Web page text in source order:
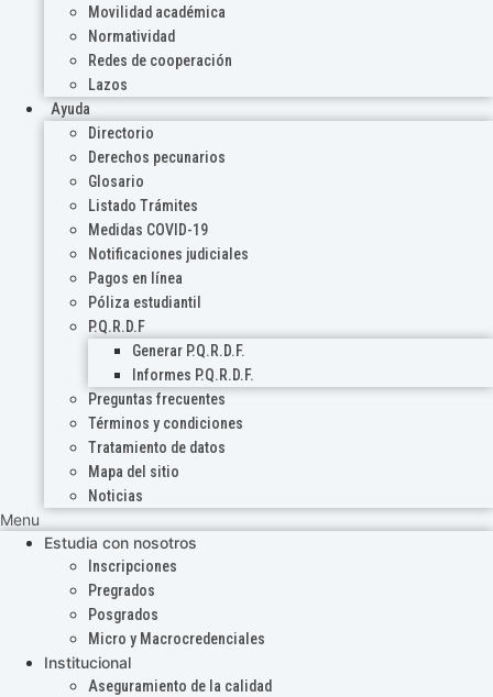
Movilidad académica
Normatividad
Redes de cooperación
Lazos
Ayuda
Directorio
Derechos pecunarios
Glosario
Listado Trámites
Medidas COVID-19
Notificaciones judiciales
Pagos en línea
Póliza estudiantil
P.Q.R.D.F
Generar P.Q.R.D.F.
Informes P.Q.R.D.F.
Preguntas frecuentes
Términos y condiciones
Tratamiento de datos
Mapa del sitio
Noticias
Menu
Estudia con nosotros
Inscripciones
Pregrados
Posgrados
Micro y Macrocredenciales
Institucional
Aseguramiento de la calidad